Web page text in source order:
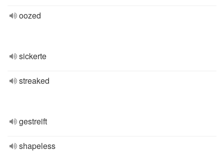
oozed
sickerte
streaked
gestreift
shapeless